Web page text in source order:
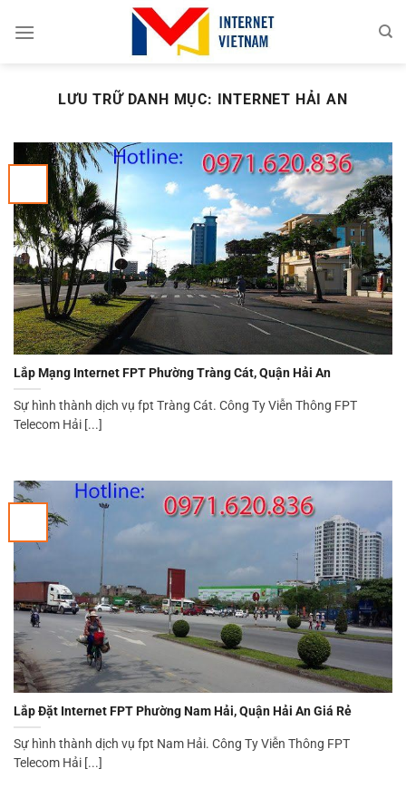
đến
LƯU TRỮ DANH MỤC: INTERNET HẢI AN
Lắp Mạng Internet FPT Phường Tràng Cát, Quận Hải An
Sự hình thành dịch vụ fpt Tràng Cát. Công Ty Viễn Thông FPT
Telecom Hải [...]
Lắp Đặt Internet FPT Phường Nam Hải, Quận Hải An Giá Rẻ
Sự hình thành dịch vụ fpt Nam Hải. Công Ty Viễn Thông FPT
Telecom Hải [...]